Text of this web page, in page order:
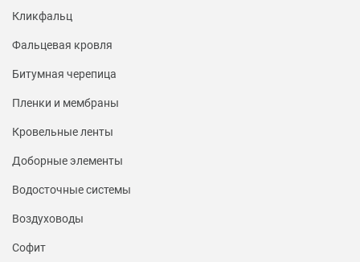
Кликфальц
Фальцевая кровля
Битумная черепица
Пленки и мембраны
Кровельные ленты
Доборные элементы
Водосточные системы
Воздуховоды
Софит